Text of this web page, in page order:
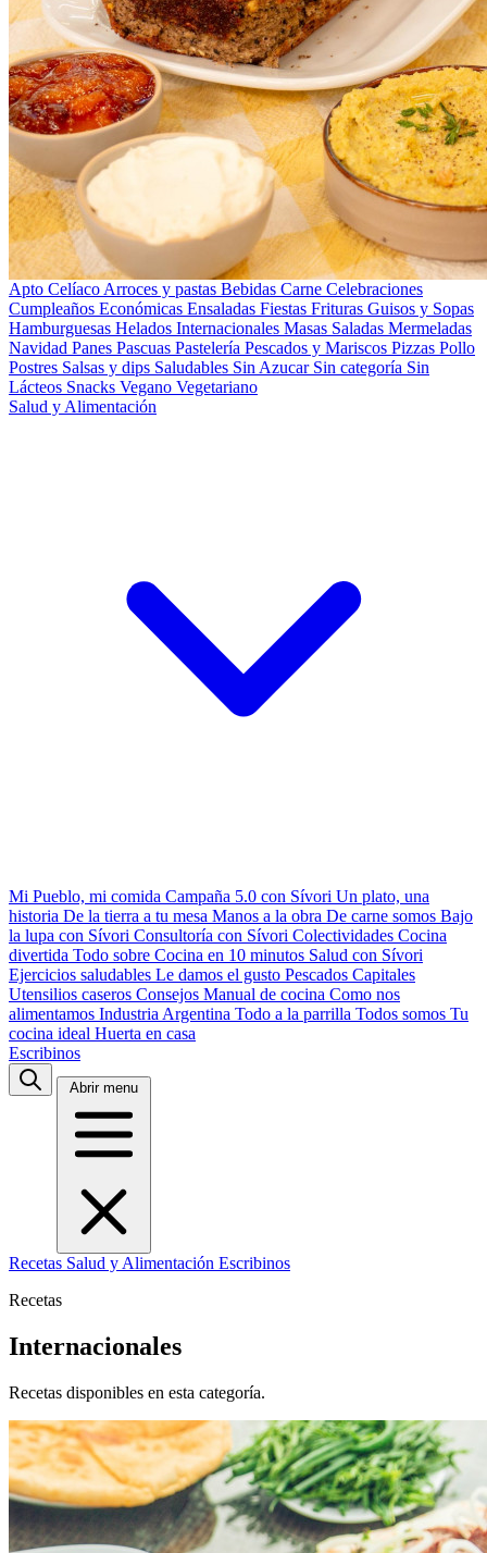
Apto Celíaco Arroces y pastas Bebidas Carne Celebraciones
Cumpleaños Económicas Ensaladas Fiestas Frituras Guisos y Sopas
Hamburguesas Helados Internacionales Masas Saladas Mermeladas
Navidad Panes Pascuas Pastelería Pescados y Mariscos Pizzas Pollo
Postres Salsas y dips Saludables Sin Azucar Sin categoría Sin
Lácteos Snacks Vegano Vegetariano
Salud y Alimentación
Mi Pueblo, mi comida Campaña 5.0 con Sívori Un plato, una
historia De la tierra a tu mesa Manos a la obra De carne somos Bajo
la lupa con Sívori Consultoría con Sívori Colectividades Cocina
divertida Todo sobre Cocina en 10 minutos Salud con Sívori
Ejercicios saludables Le damos el gusto Pescados Capitales
Utensilios caseros Consejos Manual de cocina Como nos
alimentamos Industria Argentina Todo a la parrilla Todos somos Tu
cocina ideal Huerta en casa
Escribinos
Abrir menu
Recetas Salud y Alimentación Escribinos
Recetas
Internacionales
Recetas disponibles en esta categoría.